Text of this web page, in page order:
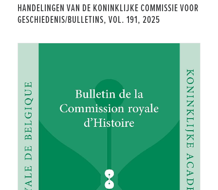
HANDELINGEN VAN DE KONINKLIJKE COMMISSIE VOOR
GESCHIEDENIS/BULLETINS, VOL. 191, 2025